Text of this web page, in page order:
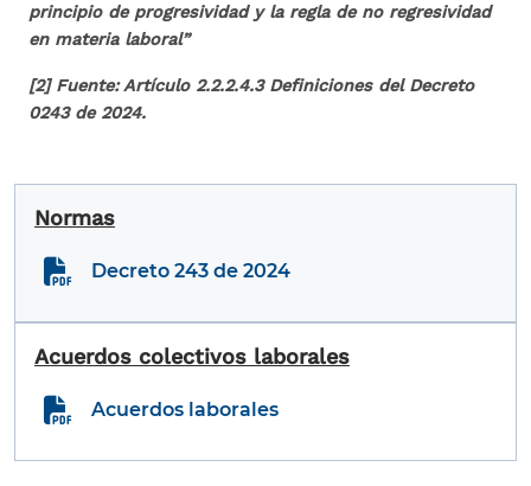
principio de progresividad y la regla de no regresividad
en materia laboral”
[2] Fuente: Artículo 2.2.2.4.3 Definiciones del Decreto
0243 de 2024.
Normas
Decreto 243 de 2024
Acuerdos colectivos laborales
Acuerdos laborales